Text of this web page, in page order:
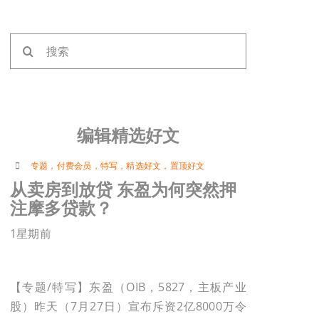
索：
编辑精选好文
专题 ， 付费会员 ， 特写 ，精选好文 ， 置顶好文
从卖房到放贷 东盈为何突然押
注摩多贷款？
1星期前
【专题/特写】东盈（OIB，5827，主板产业
股）昨天（7月27日）宣布斥资2亿8000万令